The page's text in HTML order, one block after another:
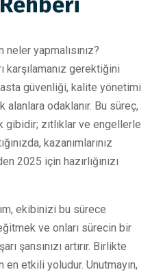
yapmalısınız?
gerektiğini
güvenliği, kalite yönetimi
odaklanır. Bu süreç,
gibidir; zıtlıklar ve engellerle
kazanımlarınız
2025 için hazırlığınızı
ekibinizi bu sürece
eğitmek ve onları sürecin bir
şansınızı artırır. Birlikte
en etkili yoludur. Unutmayın,